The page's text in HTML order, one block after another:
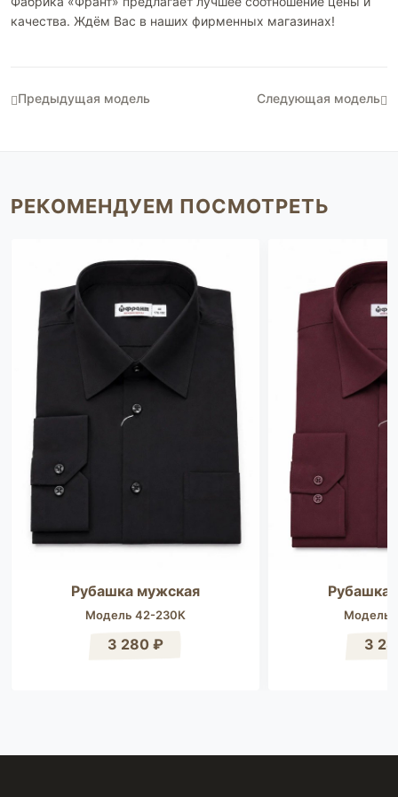
качества. Ждём Вас в наших фирменных магазинах!
Предыдущая модель Следующая модель
РЕКОМЕНДУЕМ ПОСМОТРЕТЬ
Рубашка мужская
Модель 42-230К
3 280 ₽
Рубашка
Модель
3